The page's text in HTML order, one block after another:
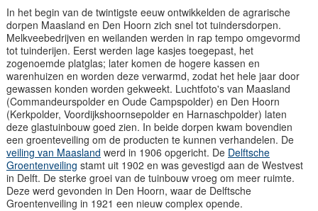
In het begin van de twintigste eeuw ontwikkelden de agrarische
dorpen Maasland en Den Hoorn zich snel tot tuindersdorpen.
Melkveebedrijven en weilanden werden in rap tempo omgevormd
tot tuinderijen. Eerst werden lage kasjes toegepast, het
zogenoemde platglas; later komen de hogere kassen en
warenhuizen en worden deze verwarmd, zodat het hele jaar door
gewassen konden worden gekweekt. Luchtfoto's van Maasland
(Commandeurspolder en Oude Campspolder) en Den Hoorn
(Kerkpolder, Voordijkshoornsepolder en Harnaschpolder) laten
deze glastuinbouw goed zien. In beide dorpen kwam bovendien
een groenteveiling om de producten te kunnen verhandelen. De
veiling van Maasland werd in 1906 opgericht. De Delftsche
Groentenveiling stamt uit 1902 en was gevestigd aan de Westvest
in Delft. De sterke groei van de tuinbouw vroeg om meer ruimte.
Deze werd gevonden in Den Hoorn, waar de Delftsche
Groentenveiling in 1921 een nieuw complex opende.